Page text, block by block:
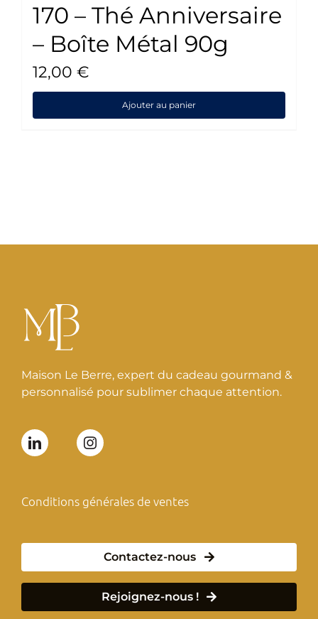
170 – Thé Anniversaire
– Boîte Métal 90g
12,00 €
Ajouter au panier
Maison Le Berre, expert du cadeau gourmand &
personnalisé pour sublimer chaque attention.
Conditions générales de ventes
Contactez-nous
Rejoignez-nous !